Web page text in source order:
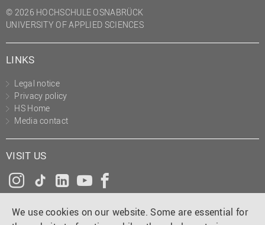
We use cookies on our website. Some are essential for
Recht
Science to Business GmbH
Transfer- und
Innovationsmanagement
© 2026 HOCHSCHULE OSNABRÜCK
UNIVERSITY OF APPLIED SCIENCES
LINKS
Legal notice
Privacy policy
HS Home
Media contact
VISIT US
Instagram
Tiktok
LinkedInYouTube